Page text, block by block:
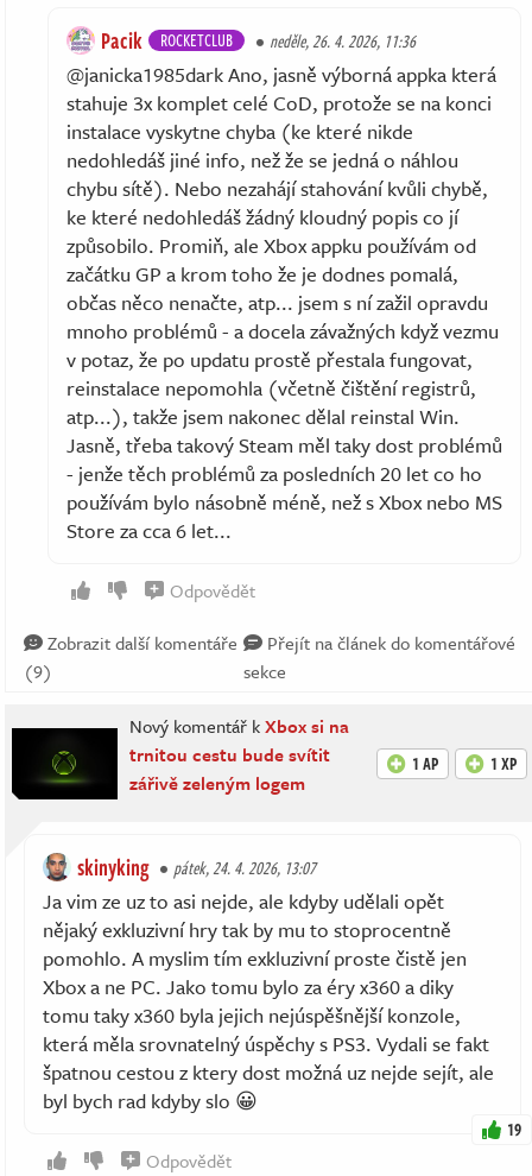
Pacik ROCKETCLUB neděle, 26. 4. 2026, 11:36
@janicka1985dark Ano, jasně výborná appka která
stahuje 3x komplet celé CoD, protože se na konci
instalace vyskytne chyba (ke které nikde
nedohledáš jiné info, než že se jedná o náhlou
chybu sítě). Nebo nezahájí stahování kvůli chybě,
ke které nedohledáš žádný kloudný popis co jí
způsobilo. Promiň, ale Xbox appku používám od
začátku GP a krom toho že je dodnes pomalá,
občas něco nenačte, atp... jsem s ní zažil opravdu
mnoho problémů - a docela závažných když vezmu
v potaz, že po updatu prostě přestala fungovat,
reinstalace nepomohla (včetně čištění registrů,
atp...), takže jsem nakonec dělal reinstal Win.
Jasně, třeba takový Steam měl taky dost problémů
- jenže těch problémů za posledních 20 let co ho
používám bylo násobně méně, než s Xbox nebo MS
Store za cca 6 let...
Odpovědět
Zobrazit další komentáře
(9)
Přejít na článek do komentářové
sekce
Nový komentář kXbox si na
trnitou cestu bude svítit
zářivě zeleným logem
1 AP 1 XP
skinyking pátek, 24. 4. 2026, 13:07
Ja vim ze uz to asi nejde, ale kdyby udělali opět
nějaký exkluzivní hry tak by mu to stoprocentně
pomohlo. A myslim tím exkluzivní proste čistě jen
Xbox a ne PC. Jako tomu bylo za éry x360 a diky
tomu taky x360 byla jejich nejúspěšnější konzole,
která měla srovnatelný úspěchy s PS3. Vydali se fakt
špatnou cestou z ktery dost možná uz nejde sejít, ale
byl bych rad kdyby slo 😀
19
Odpovědět